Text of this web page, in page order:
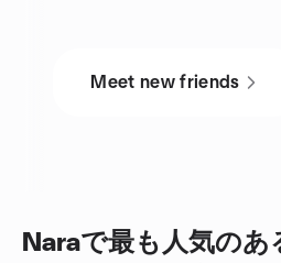
Meet new friends
Naraで最も人気のあ